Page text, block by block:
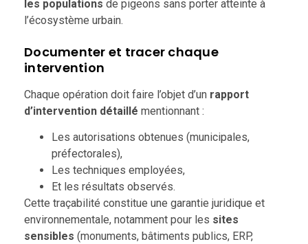
les populations de pigeons sans porter atteinte à
l’écosystème urbain.
Documenter et tracer chaque
intervention
Chaque opération doit faire l’objet d’un rapport
d’intervention détaillé mentionnant :
Les autorisations obtenues (municipales,
préfectorales),
Les techniques employées,
Et les résultats observés.
Cette traçabilité constitue une garantie juridique et
environnementale, notamment pour les sites
sensibles (monuments, bâtiments publics, ERP,